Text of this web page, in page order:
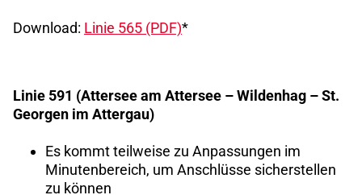
Download: Linie 565 (PDF)*
Linie 591 (Attersee am Attersee – Wildenhag – St.
Georgen im Attergau)
Es kommt teilweise zu Anpassungen im
Minutenbereich, um Anschlüsse sicherstellen
zu können